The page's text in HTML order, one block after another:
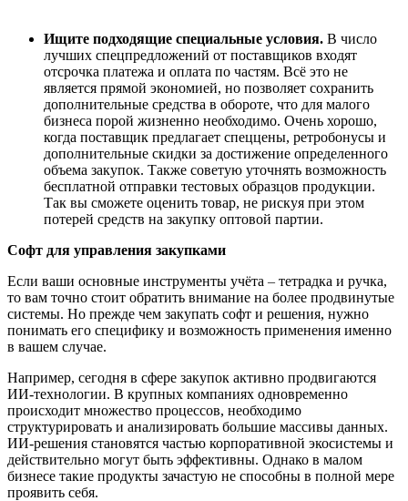
Ищите подходящие специальные условия. В число
лучших спецпредложений от поставщиков входят
отсрочка платежа и оплата по частям. Всё это не
является прямой экономией, но позволяет сохранить
дополнительные средства в обороте, что для малого
бизнеса порой жизненно необходимо. Очень хорошо,
когда поставщик предлагает спеццены, ретробонусы и
дополнительные скидки за достижение определенного
объема закупок. Также советую уточнять возможность
бесплатной отправки тестовых образцов продукции.
Так вы сможете оценить товар, не рискуя при этом
потерей средств на закупку оптовой партии.
Софт для управления закупками
Если ваши основные инструменты учёта – тетрадка и ручка,
то вам точно стоит обратить внимание на более продвинутые
системы. Но прежде чем закупать софт и решения, нужно
понимать его специфику и возможность применения именно
в вашем случае.
Например, сегодня в сфере закупок активно продвигаются
ИИ-технологии. В крупных компаниях одновременно
происходит множество процессов, необходимо
структурировать и анализировать большие массивы данных.
ИИ-решения становятся частью корпоративной экосистемы и
действительно могут быть эффективны. Однако в малом
бизнесе такие продукты зачастую не способны в полной мере
проявить себя.